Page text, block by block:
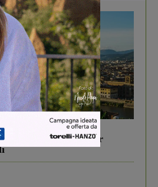
5 idee per far